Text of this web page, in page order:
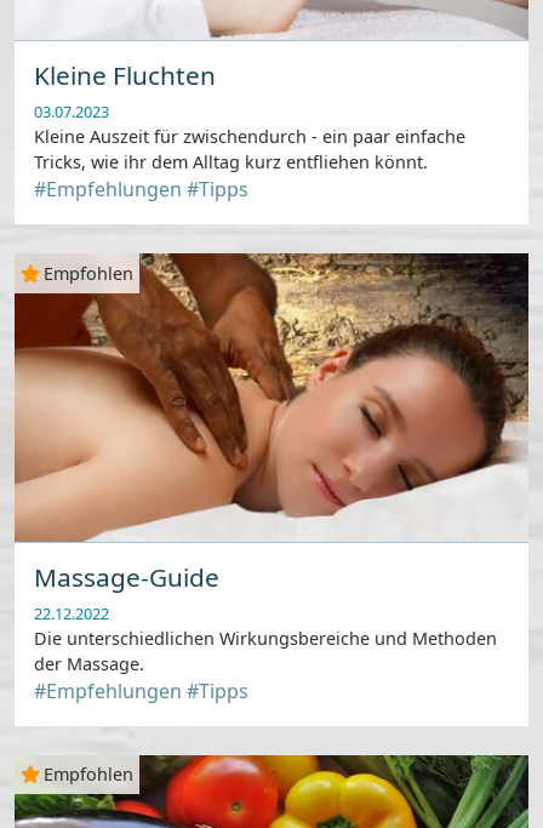
Kleine Fluchten
03.07.2023
Kleine Auszeit für zwischendurch - ein paar einfache
Tricks, wie ihr dem Alltag kurz entfliehen könnt.
#Empfehlungen #Tipps
Empfohlen
Massage-Guide
22.12.2022
Die unterschiedlichen Wirkungsbereiche und Methoden
der Massage.
#Empfehlungen #Tipps
Empfohlen